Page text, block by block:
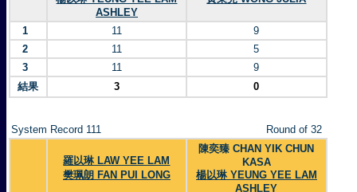
ASHLEY
1 11
9
2
11
5
3
11
9
結果
3 0
System Record 111 Round of 32
羅以琳 LAW YEE LAM
樊珮朗 FAN PUI LONG
陳奕臻 CHAN YIK CHUN
KASA
楊以琳 YEUNG YEE LAM
ASHLEY